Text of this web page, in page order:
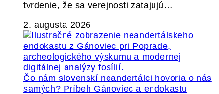
tvrdenie, že sa verejnosti zatajujú…
2. augusta 2026
Čo nám slovenskí neandertálci hovoria o nás
samých? Príbeh Gánoviec a endokastu